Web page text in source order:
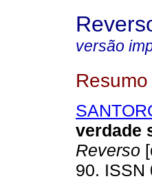
versão
Resumo
verdade
Reverso
90. ISSN